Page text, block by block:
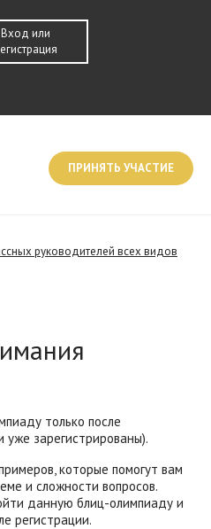
Вход или
ПРИНЯТЬ УЧАСТИЕ
руководителей всех видов
только после
уже зарегистрированы).
которые помогут вам
и сложности вопросов.
данную блиц-олимпиаду и
регистрации.